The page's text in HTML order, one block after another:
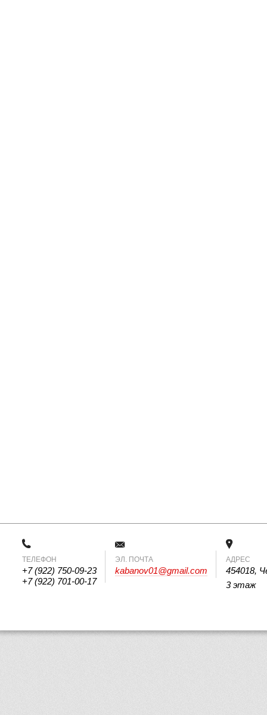
ТЕЛЕФОН
+7 (922) 750-09-23
+7 (922) 701-00-17
ЭЛ. ПОЧТА
kabanov01@gmail.com
АДРЕС
454018,
3 этаж